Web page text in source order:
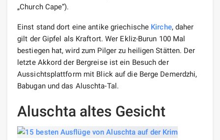
„Church Cape“).
Einst stand dort eine antike griechische Kirche, daher
gilt der Gipfel als Kraftort. Wer Ekliz-Burun 100 Mal
bestiegen hat, wird zum Pilger zu heiligen Stätten. Der
letzte Akkord der Bergreise ist ein Besuch der
Aussichtsplattform mit Blick auf die Berge Demerdzhi,
Babugan und das Aluschta-Tal.
Aluschta altes Gesicht